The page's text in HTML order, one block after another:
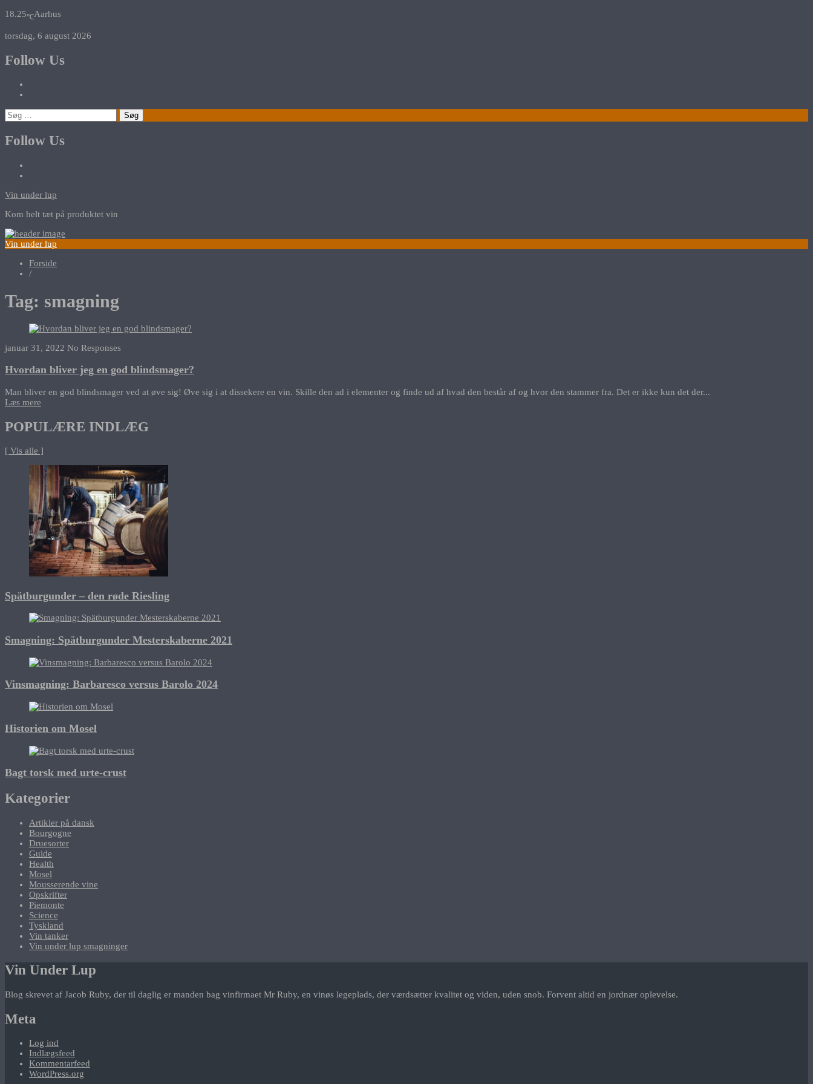
18.25℃Aarhus
torsdag, 6 august 2026
Follow Us
Søg
efter:
Follow Us
Vin under lup
Kom helt tæt på produktet vin
Vin under lup
Forside
/
Tag: smagning
januar 31, 2022 No Responses
Hvordan bliver jeg en god blindsmager?
Man bliver en god blindsmager ved at øve sig! Øve sig i at dissekere en vin. Skille den ad i elementer og finde ud af hvad den består af og hvor den stammer fra. Det er ikke kun det der...
Læs mere
POPULÆRE INDLÆG
[ Vis alle ]
Spätburgunder – den røde Riesling
Smagning: Spätburgunder Mesterskaberne 2021
Vinsmagning: Barbaresco versus Barolo 2024
Historien om Mosel
Bagt torsk med urte-crust
Kategorier
Artikler på dansk
Bourgogne
Druesorter
Guide
Health
Mosel
Mousserende vine
Opskrifter
Piemonte
Science
Tyskland
Vin tanker
Vin under lup smagninger
Vin Under Lup
Blog skrevet af Jacob Ruby, der til daglig er manden bag vinfirmaet Mr Ruby, en vinøs legeplads, der værdsætter kvalitet og viden, uden snob. Forvent altid en jordnær oplevelse.
Meta
Log ind
Indlægsfeed
Kommentarfeed
WordPress.org